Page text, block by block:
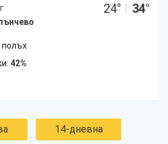
24° | 34°
полъх
42%
14-дневна